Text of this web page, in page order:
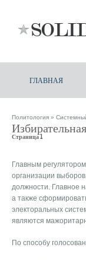
ГЛАВНАЯ
Политология »
Страница 1
Главным
организации
должности. Главное
а также
электоральных
являются
По способу